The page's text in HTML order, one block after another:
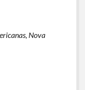
Nova